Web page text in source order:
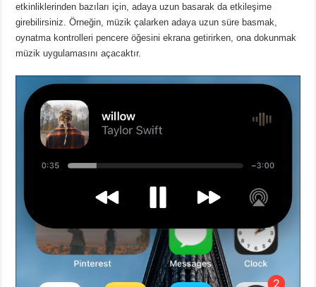
etkinliklerinden bazıları için, adaya uzun basarak da etkileşime
girebilirsiniz.Örneğin, müzik çalarken adaya uzun süre basmak,
oynatma kontrolleri pencere öğesini ekrana getirirken, ona dokunmak
müzik uygulamasını açacaktır.